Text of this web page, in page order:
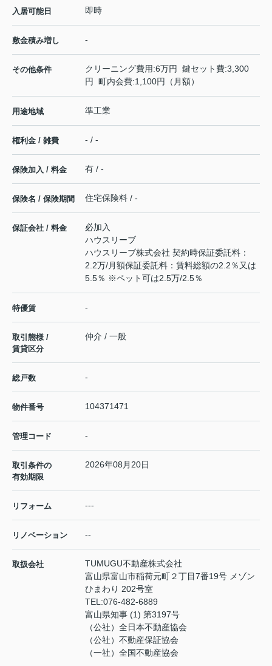
入居可能日 即時
敷金積み増し -
その他条件
クリーニング費用:6万円 鍵セット費:3,300
円 町内会費:1,100円（月額）
用途地域 準工業
権利金 / 雑費 - / -
保険加入 / 料金 有 / -
保険名 / 保険期間 住宅保険料 / -
保証会社 / 料金
必加入
ハウスリーブ
ハウスリーブ株式会社 契約時保証委託料：
2.2万/月額保証委託料：賃料総額の2.2％又は
5.5％ ※ペット可は2.5万/2.5％
特優賃 -
取引態様 /
賃貸区分
仲介 / 一般
総戸数 -
物件番号 104371471
管理コード -
取引条件の
有効期限
2026年08月20日
リフォーム ---
リノベーション --
取扱会社
TUMUGU不動産株式会社
富山県富山市稲荷元町２丁目7番19号 メゾン
ひまわり 202号室
TEL:076-482-6889
富山県知事 (1) 第3197号
（公社）全日本不動産協会
（公社）不動産保証協会
（一社）全国不動産協会